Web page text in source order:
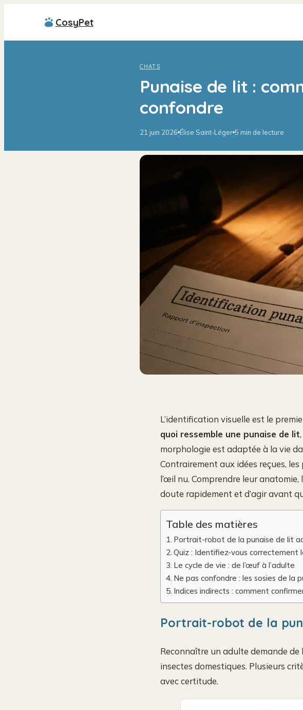
CosyPet
CHATS
Punaise de lit :
confondre
21 juin 2026·Élise Saint-Léger·5 min de lecture
L’identification visuelle est le
quoi ressemble une punaise de lit
morphologie est adaptée à la vie
Contrairement aux idées reçues,
l’œil nu. Comprendre leur
doute rapidement et d’agir avant
Table des matières
Portrait-robot de la punaise de lit
Quiz : Identifiez-vous correctement
Le cycle de vie : de l’œuf à l’adulte
Ne pas confondre : les sosies de la
Indices indirects : comment
Portrait-robot de la
Reconnaître un adulte demande de
insectes domestiques. Plusieurs
avec certitude.